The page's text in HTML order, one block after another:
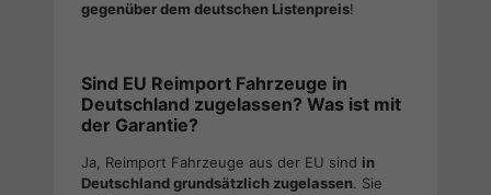
gegenüber dem deutschen Listenpreis!
Sind EU Reimport Fahrzeuge in
Deutschland zugelassen? Was ist mit
der Garantie?
Ja, Reimport Fahrzeuge aus der EU sind in
Deutschland grundsätzlich zugelassen. Sie